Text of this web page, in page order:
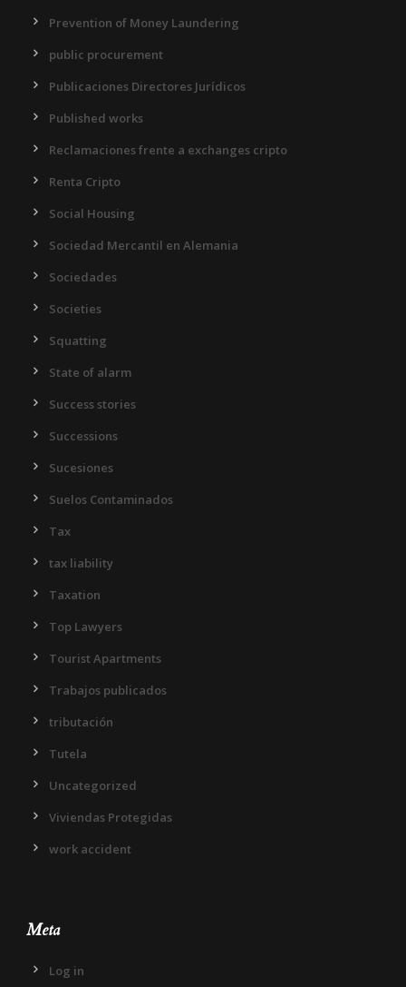
Prevention of Money Laundering
public procurement
Publicaciones Directores Jurídicos
Published works
Reclamaciones frente a exchanges cripto
Renta Cripto
Social Housing
Sociedad Mercantil en Alemania
Sociedades
Societies
Squatting
State of alarm
Success stories
Successions
Sucesiones
Suelos Contaminados
Tax
tax liability
Taxation
Top Lawyers
Tourist Apartments
Trabajos publicados
tributación
Tutela
Uncategorized
Viviendas Protegidas
work accident
Meta
Log in